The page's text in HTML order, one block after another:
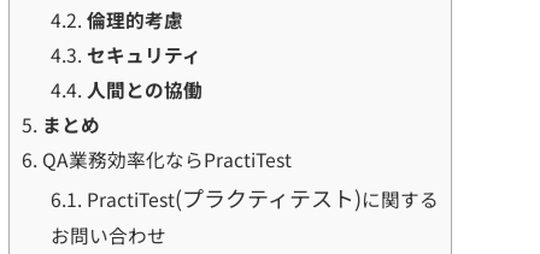
4.2.倫理的考慮
4.3.セキュリティ
4.4.人間との協働
5. まとめ
6. QA業務効率化ならPractiTest
6.1.PractiTest(プラクティテスト)に関する
お問い合わせ